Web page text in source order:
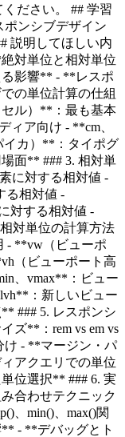
ださい。 ## 学習
ポンシブデザイン
説明してほしい内
対単位と相対単位
影響** - **レスポ
の単位計算の仕組
ル）**：最も基本
ィア向け - **cm、
イカ）**：タイポグ
面** ### 3. 相対単
に対する相対値 -
る相対値 -
対する相対値 -
対単位の計算方法
- **vw（ビューポ
（ビューポート高
、vmax**：ビュー
：新しいビュー
### 5. レスポンシ
ズ**：rem vs em vs
け - **マージン・パ
アクエリでの単位
位選択** ### 6. 実
合わせテクニック
、min()、max()関
- **デバッグとト